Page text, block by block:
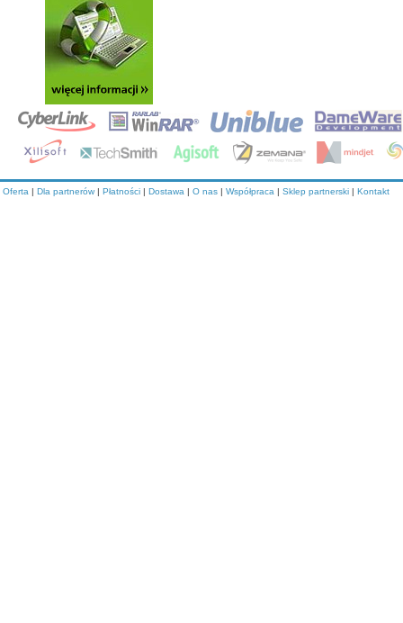
Oferta | Dla partnerów | Płatności | Dostawa | O nas | Współpraca | Sklep partnerski | Kontakt